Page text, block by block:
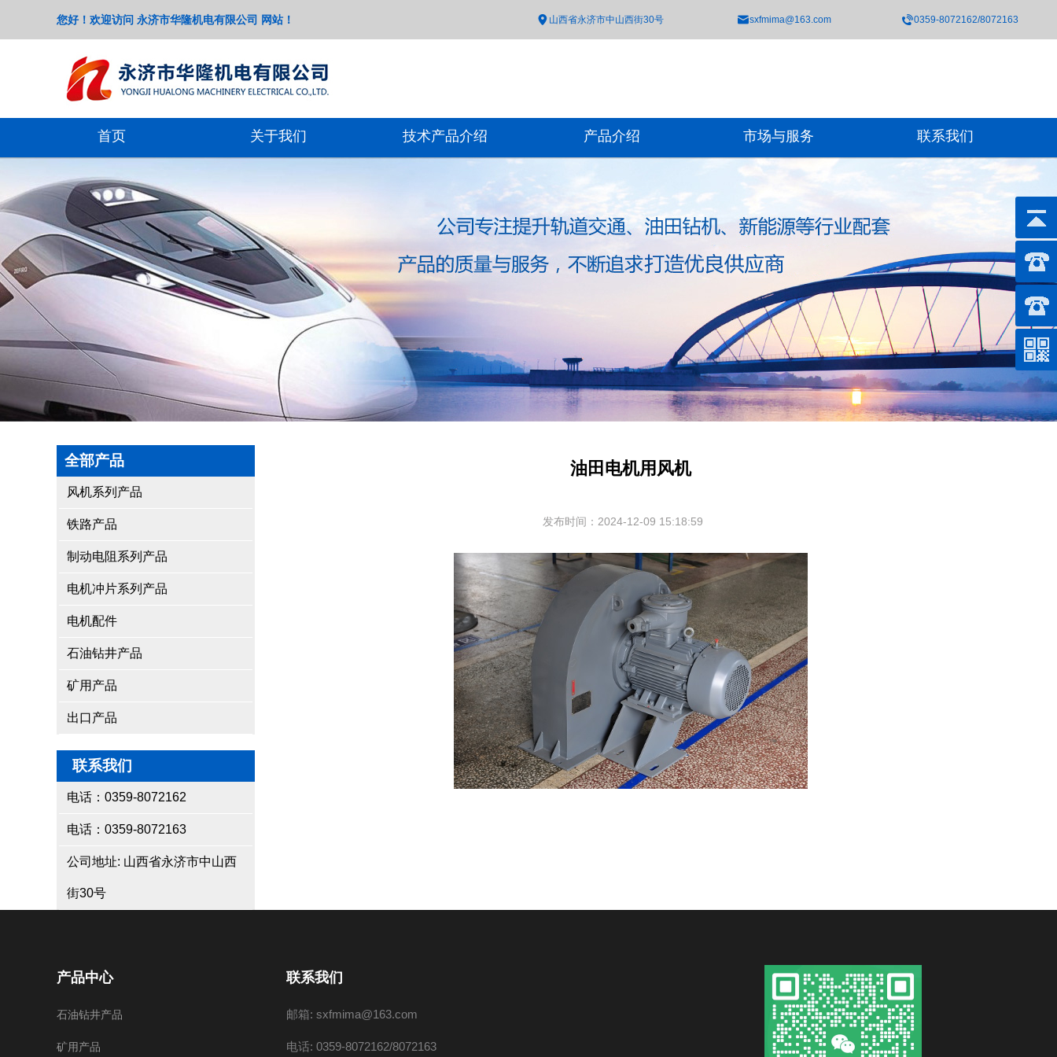
您好！欢迎访问 永济市华隆机电有限公司 网站！ 山西省永济市中山西街30号 sxfmima@163.com 0359-8072162/8072163
首页 关于我们 技术产品介绍 产品介绍 市场与服务 联系我们
全部产品
风机系列产品
铁路产品
制动电阻系列产品
电机冲片系列产品
电机配件
石油钻井产品
矿用产品
出口产品
联系我们
电话：0359-8072162
电话：0359-8072163
公司地址: 山西省永济市中山西
街30号
油田电机用风机
发布时间：2024-12-09 15:18:59
产品中心
石油钻井产品
矿用产品
联系我们
邮箱: sxfmima@163.com
电话: 0359-8072162/8072163